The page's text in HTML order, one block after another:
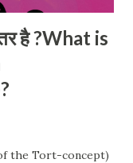
है ?What is
of the Tort-concept)